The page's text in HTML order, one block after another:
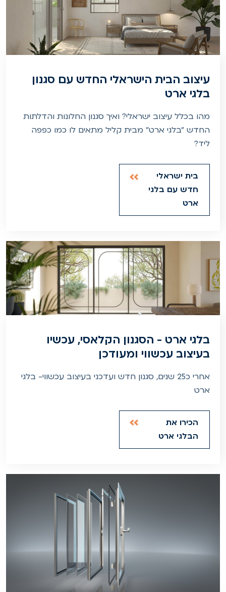
עיצוב הבית הישראלי החדש עם סגנון
בלגי ארט
מהו בכלל עיצוב ישראלי? ואיך סגנון החלונות והדלתות
החדש "בלגי ארט" מבית קליל מתאים לו כמו כפפה
ליד?
בית ישראלי
חדש עם בלגי
ארט
בלגי ארט - הסגנון הקלאסי, עכשיו
בעיצוב עכשווי ומעודכן
אחרי כ25 שנים, סגנון חדש ועדכני בעיצוב עכשווי- בלגי
ארט
הכירו את
הבלגי ארט